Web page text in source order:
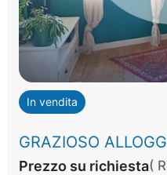
In vendita
Prezzo su richiesta(